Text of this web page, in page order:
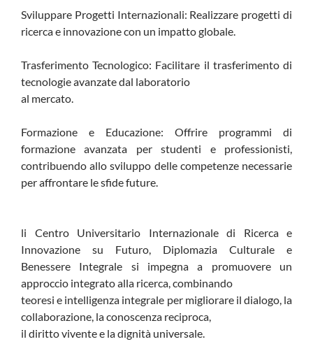
Sviluppare Progetti Internazionali: Realizzare progetti di
ricerca e innovazione con un impatto globale.
Trasferimento Tecnologico: Facilitare il trasferimento di
tecnologie avanzate dal laboratorio
al mercato.
Formazione e Educazione: Offrire programmi di
formazione avanzata per studenti e professionisti,
contribuendo allo sviluppo delle competenze necessarie
per affrontare le sfide future.
li Centro Universitario Internazionale di Ricerca e
Innovazione su Futuro, Diplomazia Culturale e
Benessere Integrale si impegna a promuovere un
approccio integrato alla ricerca, combinando
teoresi e intelligenza integrale per migliorare il dialogo, la
collaborazione, la conoscenza reciproca,
il diritto vivente e la dignità universale.